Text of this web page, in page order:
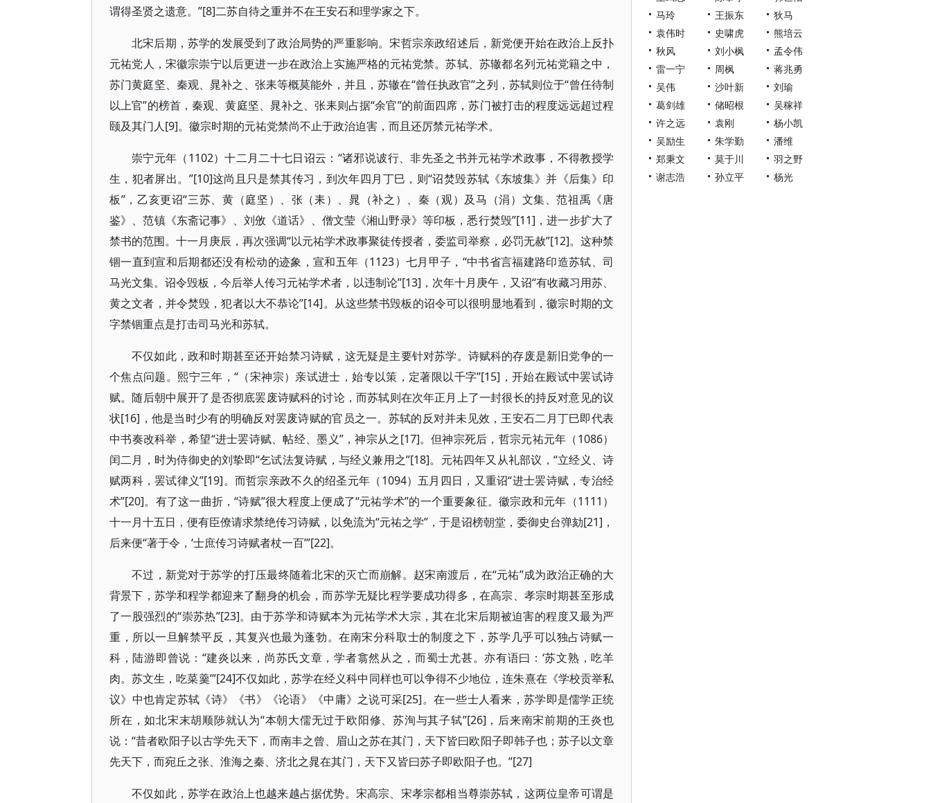
谓得圣贤之遗意。”[8]二苏自待之重并不在王安石和理学家之下。
北宋后期，苏学的发展受到了政治局势的严重影响。宋哲宗亲政绍述后，新党便开始在政治上反扑
元祐党人，宋徽宗崇宁以后更进一步在政治上实施严格的元祐党禁。苏轼、苏辙都名列元祐党籍之中，
苏门黄庭坚、秦观、晁补之、张耒等概莫能外，并且，苏辙在“曾任执政官”之列，苏轼则位于“曾任待制
以上官”的榜首，秦观、黄庭坚、晁补之、张耒则占据“余官”的前面四席，苏门被打击的程度远远超过程
颐及其门人[9]。徽宗时期的元祐党禁尚不止于政治迫害，而且还厉禁元祐学术。
崇宁元年（1102）十二月二十七日诏云：“诸邪说诐行、非先圣之书并元祐学术政事，不得教授学
生，犯者屏出。”[10]这尚且只是禁其传习，到次年四月丁巳，则“诏焚毁苏轼《东坡集》并《后集》印
板”，乙亥更诏“三苏、黄（庭坚）、张（耒）、晁（补之）、秦（观）及马（涓）文集、范祖禹《唐
鉴》、范镇《东斋记事》、刘攽《道话》、僧文莹《湘山野录》等印板，悉行焚毁”[11]，进一步扩大了
禁书的范围。十一月庚辰，再次强调“以元祐学术政事聚徒传授者，委监司举察，必罚无赦”[12]。这种禁
锢一直到宣和后期都还没有松动的迹象，宣和五年（1123）七月甲子，“中书省言福建路印造苏轼、司
马光文集。诏令毁板，今后举人传习元祐学术者，以违制论”[13]，次年十月庚午，又诏“有收藏习用苏、
黄之文者，并令焚毁，犯者以大不恭论”[14]。从这些禁书毁板的诏令可以很明显地看到，徽宗时期的文
字禁锢重点是打击司马光和苏轼。
不仅如此，政和时期甚至还开始禁习诗赋，这无疑是主要针对苏学。诗赋科的存废是新旧党争的一
个焦点问题。熙宁三年，“（宋神宗）亲试进士，始专以策，定著限以千字”[15]，开始在殿试中罢试诗
赋。随后朝中展开了是否彻底罢废诗赋科的讨论，而苏轼则在次年正月上了一封很长的持反对意见的议
状[16]，他是当时少有的明确反对罢废诗赋的官员之一。苏轼的反对并未见效，王安石二月丁巳即代表
中书奏改科举，希望“进士罢诗赋、帖经、墨义”，神宗从之[17]。但神宗死后，哲宗元祐元年（1086）
闰二月，时为侍御史的刘挚即“乞试法复诗赋，与经义兼用之”[18]。元祐四年又从礼部议，“立经义、诗
赋两科，罢试律义”[19]。而哲宗亲政不久的绍圣元年（1094）五月四日，又重诏“进士罢诗赋，专治经
术”[20]。有了这一曲折，“诗赋”很大程度上便成了“元祐学术”的一个重要象征。徽宗政和元年（1111）
十一月十五日，便有臣僚请求禁绝传习诗赋，以免流为“元祐之学”，于是诏榜朝堂，委御史台弹劾[21]，
后来便“著于令，‘士庶传习诗赋者杖一百’”[22]。
不过，新党对于苏学的打压最终随着北宋的灭亡而崩解。赵宋南渡后，在“元祐”成为政治正确的大
背景下，苏学和程学都迎来了翻身的机会，而苏学无疑比程学要成功得多，在高宗、孝宗时期甚至形成
了一股强烈的“崇苏热”[23]。由于苏学和诗赋本为元祐学术大宗，其在北宋后期被迫害的程度又最为严
重，所以一旦解禁平反，其复兴也最为蓬勃。在南宋分科取士的制度之下，苏学几乎可以独占诗赋一
科，陆游即曾说：“建炎以来，尚苏氏文章，学者翕然从之，而蜀士尤甚。亦有语曰：‘苏文熟，吃羊
肉。苏文生，吃菜羹’”[24]不仅如此，苏学在经义科中同样也可以争得不少地位，连朱熹在《学校贡举私
议》中也肯定苏轼《诗》《书》《论语》《中庸》之说可采[25]。在一些士人看来，苏学即是儒学正统
所在，如北宋末胡顺陟就认为“本朝大儒无过于欧阳修、苏洵与其子轼”[26]，后来南宋前期的王炎也
说：“昔者欧阳子以古学先天下，而南丰之曾、眉山之苏在其门，天下皆曰欧阳子即韩子也；苏子以文章
先天下，而宛丘之张、淮海之秦、济北之晁在其门，天下又皆曰苏子即欧阳子也。”[27]
不仅如此，苏学在政治上也越来越占据优势。宋高宗、宋孝宗都相当尊崇苏轼，这两位皇帝可谓是
马玲
王振东
狄马
袁伟时
史啸虎
熊培云
秋风
刘小枫
孟令伟
雷一宁
周枫
蒋兆勇
吴伟
沙叶新
刘瑜
葛剑雄
储昭根
吴稼祥
许之远
袁刚
杨小凯
吴励生
朱学勤
潘维
郑秉文
莫于川
羽之野
谢志浩
孙立平 杨光